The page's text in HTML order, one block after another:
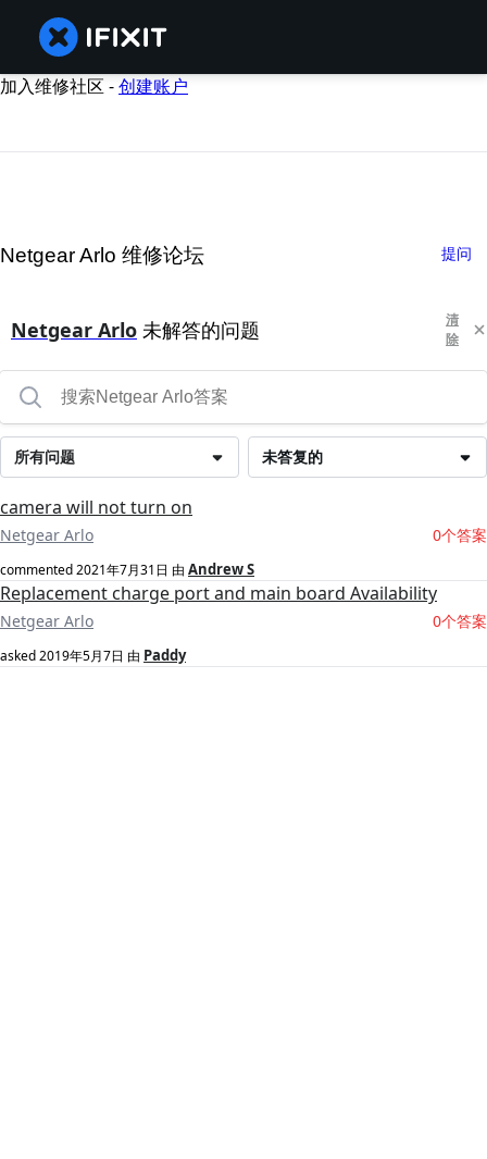
加入维修社区 -创建账户
Netgear Arlo 维修论坛 提问
Netgear Arlo 未解答的问题
清
除
未答复的
所有问题
camera will not turn on
Netgear Arlo 0个答案
commented2021年7月31日 由 Andrew S
Replacement charge port and main board Availability
Netgear Arlo 0个答案
asked2019年5月7日 由 Paddy